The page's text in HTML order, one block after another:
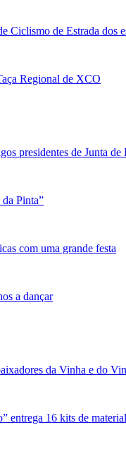
Ciclismo de Estrada dos
Regional de XCO
presidentes de Junta
Pinta”
com uma grande festa
a dançar
da Vinha e do
entrega 16 kits de